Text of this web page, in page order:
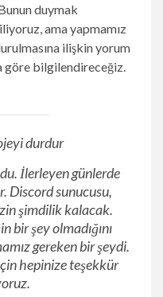
duymak
ama yapmamız
ilişkin yorum
göre bilgilendireceğiz.
durdur
İlerleyen günlerde
Discord sunucusu,
şimdilik kalacak.
bir şey olmadığını
gereken bir şeydi.
hepinize teşekkür